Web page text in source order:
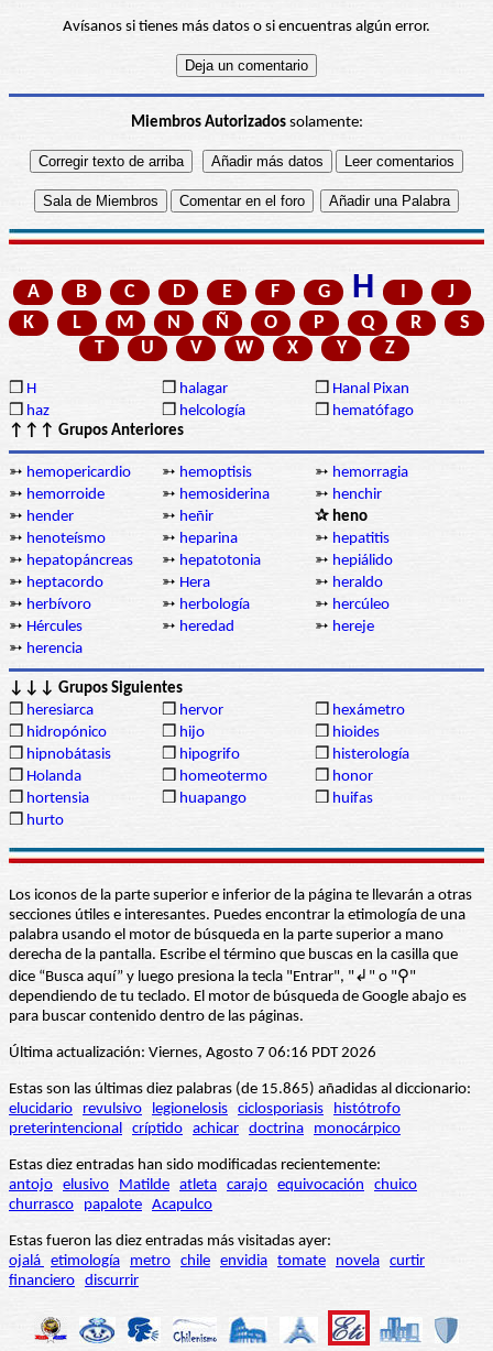
Avísanos si tienes más datos o si encuentras algún error.
Miembros Autorizadossolamente:
A B C D E F G H I
J
K
L M N Ñ O P Q R
S
T
U V W X Y Z
❒ H ❒ halagar ❒ Hanal Pixan
❒ haz ❒ helcología ❒ hematófago
↑↑↑ Grupos Anteriores
➳ hemopericardio ➳ hemoptisis ➳ hemorragia
➳ hemorroide ➳ hemosiderina ➳ henchir
➳ hender ➳ heñir
✰ heno
➳ henoteísmo ➳ heparina ➳ hepatitis
➳ hepatopáncreas ➳ hepatotonia ➳ hepiálido
➳ heptacordo ➳ Hera ➳ heraldo
➳ herbívoro ➳ herbología ➳ hercúleo
➳ Hércules ➳ heredad ➳ hereje
➳ herencia
↓↓↓ Grupos Siguientes
❒ heresiarca ❒ hervor ❒ hexámetro
❒ hidropónico ❒ hijo ❒ hioides
❒ hipnobátasis ❒ hipogrifo ❒ histerología
❒ Holanda ❒ homeotermo ❒ honor
❒ hortensia ❒ huapango ❒ huifas
❒ hurto
Los iconos de la parte superior e inferior de la página te llevarán a otras
secciones útiles e interesantes. Puedes encontrar la etimología de una
palabra usando el motor de búsqueda en la parte superior a mano
derecha de la pantalla. Escribe el término que buscas en la casilla que
dice “Busca aquí” y luego presiona la tecla "Entrar", "↲" o "⚲"
dependiendo de tu teclado. El motor de búsqueda de Google abajo es
para buscar contenido dentro de las páginas.
Última actualización: Viernes, Agosto 7 06:16 PDT 2026
Estas son las últimas diez palabras (de 15.865) añadidas al diccionario:
elucidario
revulsivo legionelosis ciclosporiasis
histótrofo
preterintencional críptido achicar doctrina monocárpico
Estas diez entradas han sido modificadas recientemente:
antojo elusivo Matilde atleta carajo equivocación
chuico
churrasco
papalote Acapulco
Estas fueron las diez entradas más visitadas ayer:
ojalá etimología metro chile envidia tomate novela curtir
financiero discurrir